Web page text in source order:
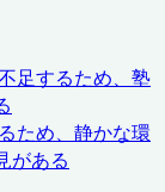
足するため、塾
ため、静かな環
がある